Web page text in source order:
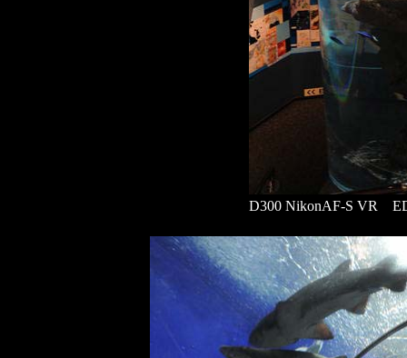
D300 NikonAF-S VR